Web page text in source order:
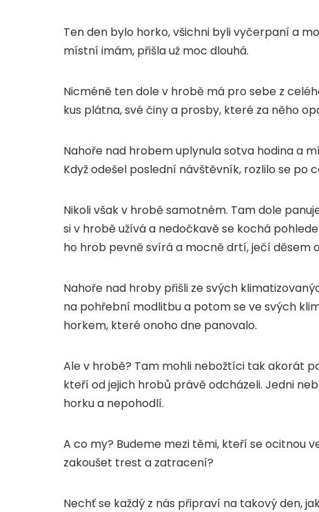
Ten den bylo horko, všichni byli vyčerpaní a
místní imám, přišla už moc dlouhá.
Nicméně ten dole v hrobě má pro sebe z
kus plátna, své činy a prosby, které za něho
Nahoře nad hrobem uplynula sotva hodina a
Když odešel poslední návštěvník, rozlilo se po
Nikoli však v hrobě samotném. Tam dole
si v hrobě užívá a nedočkavě se kochá
ho hrob pevně svírá a mocně drtí, ječí děsem
Nahoře nad hroby přišli ze svých
na pohřební modlitbu a potom se ve svých
horkem, které onoho dne panovalo.
Ale v hrobě? Tam mohli nebožtíci tak akorát
kteří od jejich hrobů právě odcházeli. Jedni
horku a nepohodlí.
A co my? Budeme mezi těmi, kteří se ocitnou
zakoušet trest a zatracení?
Nechť se každý z nás připraví na takový den,